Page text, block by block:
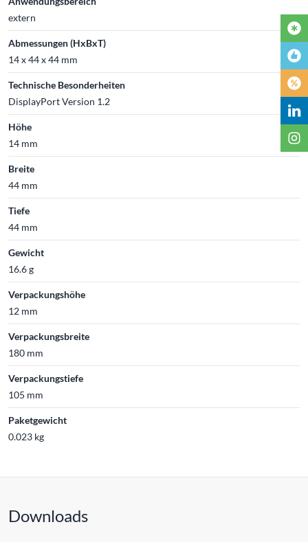
extern
Abmessungen (HxBxT)
14 x 44 x 44 mm
Technische Besonderheiten
DisplayPort Version 1.2
Höhe
14 mm
Breite
44 mm
Tiefe
44 mm
Gewicht
16.6 g
Verpackungshöhe
12 mm
Verpackungsbreite
180 mm
Verpackungstiefe
105 mm
Paketgewicht
0.023 kg
Downloads